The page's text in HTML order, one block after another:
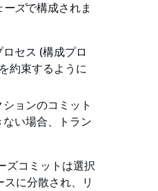
ーズで構成されま
セス (構成プロ
約束するように
ョンのコミット
い場合、トラン
ズコミットは選択
に分散され、リ